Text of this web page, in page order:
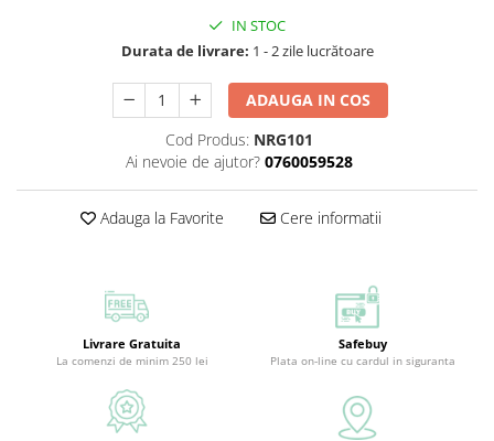
IN STOC
Durata de livrare: 1 - 2 zile lucrătoare
ADAUGA IN COS
Cod Produs: NRG101
Ai nevoie de ajutor? 0760059528
Adauga la Favorite Cere informatii
Livrare Gratuita
La comenzi de minim 250 lei
Safebuy
Plata on-line cu cardul in siguranta